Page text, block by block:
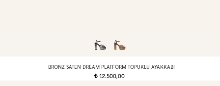
BRONZ SATEN DREAM PLATFORM TOPUKLU AYAKKABI
t 12.500,00